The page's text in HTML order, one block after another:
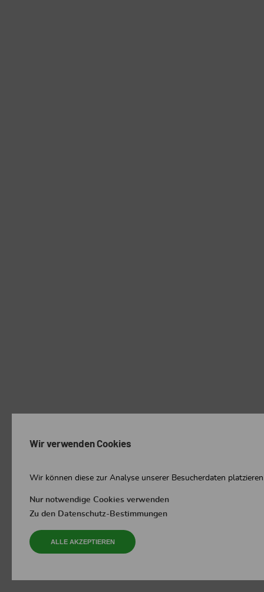
Wir verwenden Cookies
Wir können diese zur Analyse unserer Besucherdaten
Nur notwendige Cookies verwenden
Zu den Datenschutz-Bestimmungen
ALLE AKZEPTIEREN